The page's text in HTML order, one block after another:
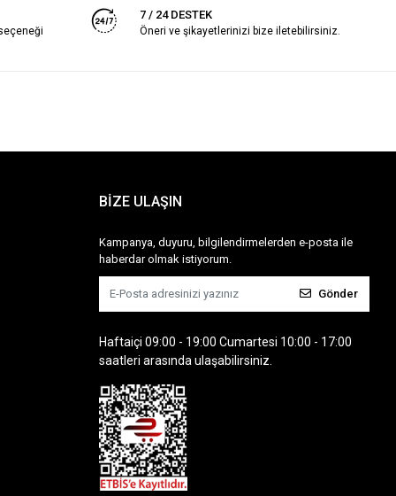
7 / 24 DESTEK
Öneri ve şikayetlerinizi bize iletebilirsiniz.
BİZE ULAŞIN
Kampanya, duyuru, bilgilendirmelerden e-posta ile
haberdar olmak istiyorum.
Gönder
Haftaiçi 09:00 - 19:00 Cumartesi 10:00 - 17:00
saatleri arasında ulaşabilirsiniz.